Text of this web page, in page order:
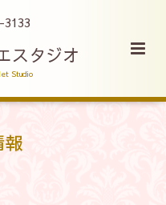
スタジオ
Studio